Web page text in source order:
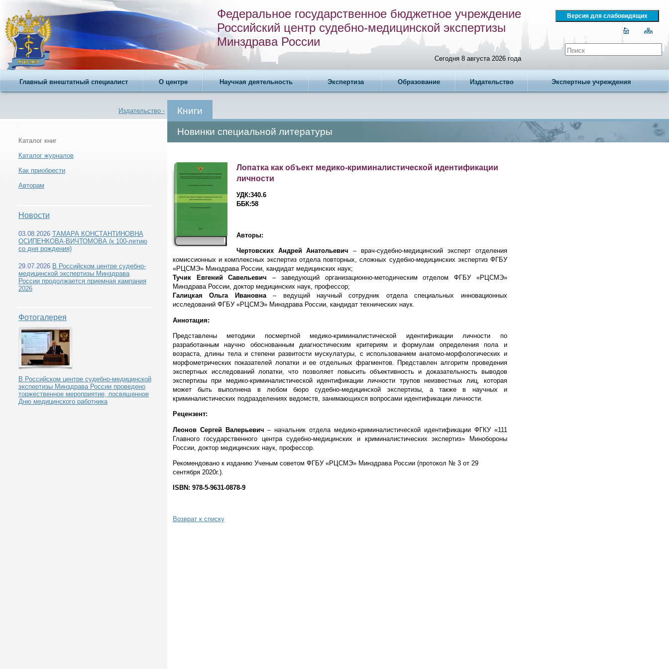
Федеральное государственное бюджетное учреждение
Российский центр судебно-медицинской экспертизы
Минздрава России
Сегодня 8 августа 2026 года
Главный внештатный специалист О центре Научная деятельность Экспертиза Образование Издательство Экспертные учреждения
Издательство -
Каталог книг -
Книги
Каталог книг
Каталог журналов
Как приобрести
Авторам
Новости
03.08.2026 ТАМАРА КОНСТАНТИНОВНА
ОСИПЕНКОВА-ВИЧТОМОВА (к 100-летию
со дня рождения)
29.07.2026 В Российском центре судебно-
медицинской экспертизы Минздрава
России продолжается приемная кампания
2026
Фотогалерея
В Российском центре судебно-медицинской
экспертизы Минздрава России проведено
торжественное мероприятие, посвященное
Дню медицинского работника
Новинки специальной литературы
Лопатка как объект медико-криминалистической идентификации
личности
УДК:340.6
ББК:58
Авторы:
Чертовских Андрей Анатольевич – врач-судебно-медицинский эксперт отделения
комиссионных и комплексных экспертиз отдела повторных, сложных судебно-медицинских экспертиз ФГБУ
«РЦСМЭ» Минздрава России, кандидат медицинских наук;
Тучик Евгений Савельевич – заведующий организационно-методическим отделом ФГБУ «РЦСМЭ»
Минздрава России, доктор медицинских наук, профессор;
Галицкая Ольга Ивановна– ведущий научный сотрудник отдела специальных инновационных
исследований ФГБУ «РЦСМЭ» Минздрава России, кандидат технических наук.
Аннотация:
Представлены методики посмертноймедико-криминалистической идентификации личности по
разработанным научно обоснованным диагностическим критериям и формулам определения пола и
возраста, длины тела и степени развитости мускулатуры, с использованием анатомо-морфологических и
морфометрических показателей лопатки и ее отдельных фрагментов. Представлен алгоритм проведения
экспертных исследований лопатки, что позволяет повысить объективность и доказательность выводов
экспертизы при медико-криминалистической идентификации личности трупов неизвестных лиц, которая
может быть выполнена в любом бюро судебно-медицинской экспертизы, а также в научных и
криминалистических подразделениях ведомств, занимающихся вопросами идентификации личности.
Рецензент:
Леонов Сергей Валерьевич– начальник отдела медико-криминалистической идентификации ФГКУ «111
Главного государственного центра судебно-медицинских и криминалистических экспертиз» Минобороны
России, доктор медицинских наук, профессор.
Рекомендовано к изданию Ученым советом ФГБУ «РЦСМЭ» Минздрава России (протокол № 3 от 29
сентября 2020г.).
ISBN : 978-5-9631-0878-9
Возврат к списку